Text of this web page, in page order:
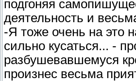
подгоняя
деятельность и
-Я тоже очень на это
сильно кусаться... -
разбушевавшемуся
произнес весьма